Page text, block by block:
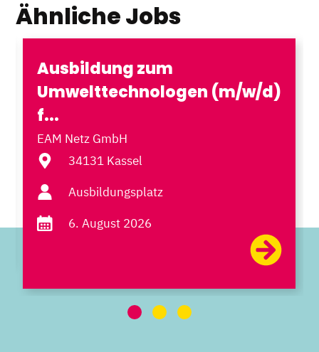
Ähnliche Jobs
Ausbildung zum
Umwelttechnologen (m/w/d)
f...
EAM Netz GmbH
34131 Kassel
Ausbildungsplatz
6. August 2026